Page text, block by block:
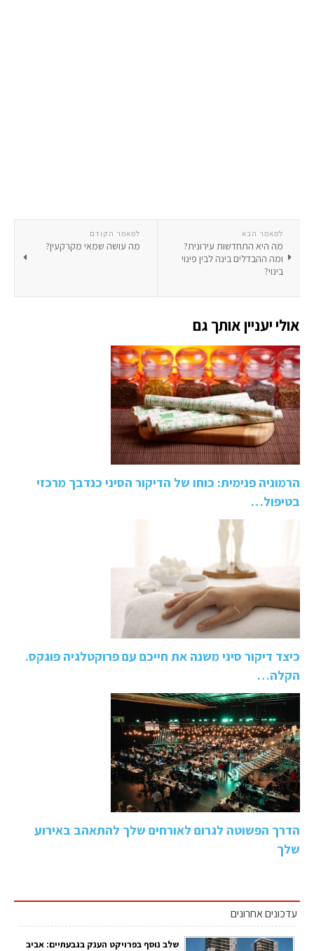
למאמר הקודם
מה עושה שמאי מקרקעין?
למאמר הבא
מה היא התחדשות עירונית?
ומה ההבדלים בינה לבין פינוי
בינוי?
אולי יעניין אותך גם
הרמוניה פנימית: כוחו של הדיקור הסיני כנדבך מרכזי
בטיפול…
כיצד דיקור סיני משנה את חייכם עם פרוקטלגיה פוגקס.
הקלה…
הדרך הפשוטה לגרום לאורחים שלך להתאהב באירוע
שלך
עדכונים אחרונים
שלב נוסף בפרויקט הענק בגבעתיים: אביב